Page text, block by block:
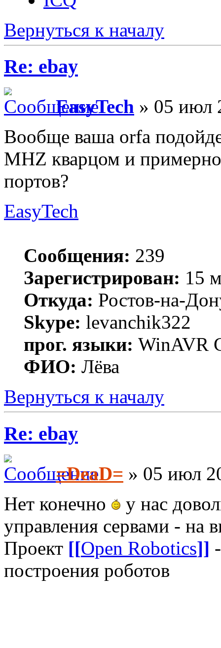
Вернуться к началу
Re: ebay
EasyTech » 05 июл
Вообще ваша orfa
MHZ кварцом и
портов?
EasyTech
Сообщения: 239
Зарегистрирован: 15
Откуда: Ростов-на-
Skype: levanchik322
прог. языки: WinAVR
ФИО: Лёва
Вернуться к началу
Re: ebay
=DeaD= » 05 июл
Нет конечно
у нас
управления сервами - на
Проект [[Open Robotics]]
построения роботов